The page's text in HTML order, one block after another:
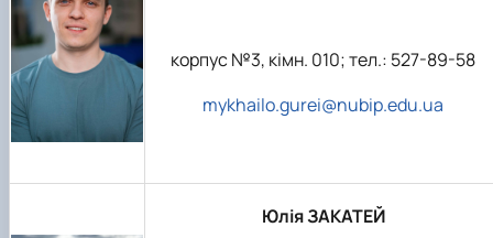
корпус №3, кімн. 010; тел.: 527-89-58
mykhailo.gurei@nubip.edu.ua
Юлія ЗАКАТЕЙ